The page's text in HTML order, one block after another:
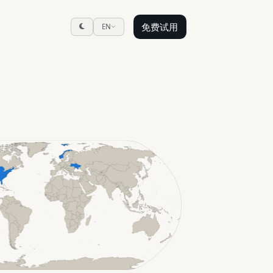
EN 免费试用